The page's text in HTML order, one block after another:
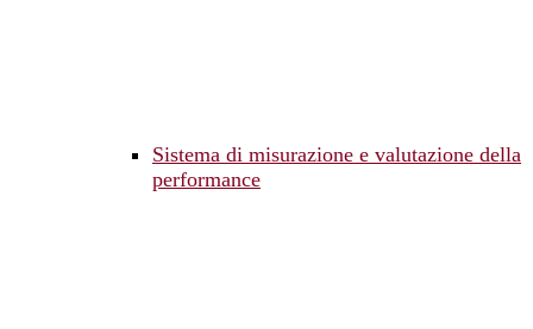
Sistema di misurazione e valutazione della
performance